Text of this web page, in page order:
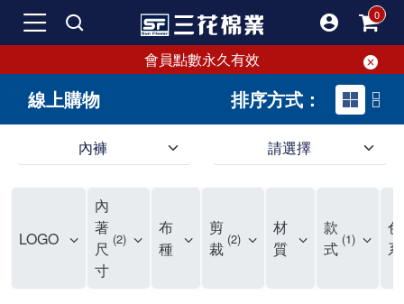
會員點數永久有效
線上購物 排序方式：
內褲 請選擇
LOGO
內
著
尺
寸
2
布
種
剪
裁 2
材
質
款
式 1
色
系